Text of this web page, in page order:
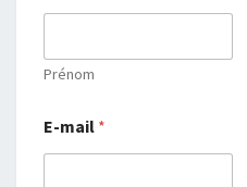
Prénom
E-mail *